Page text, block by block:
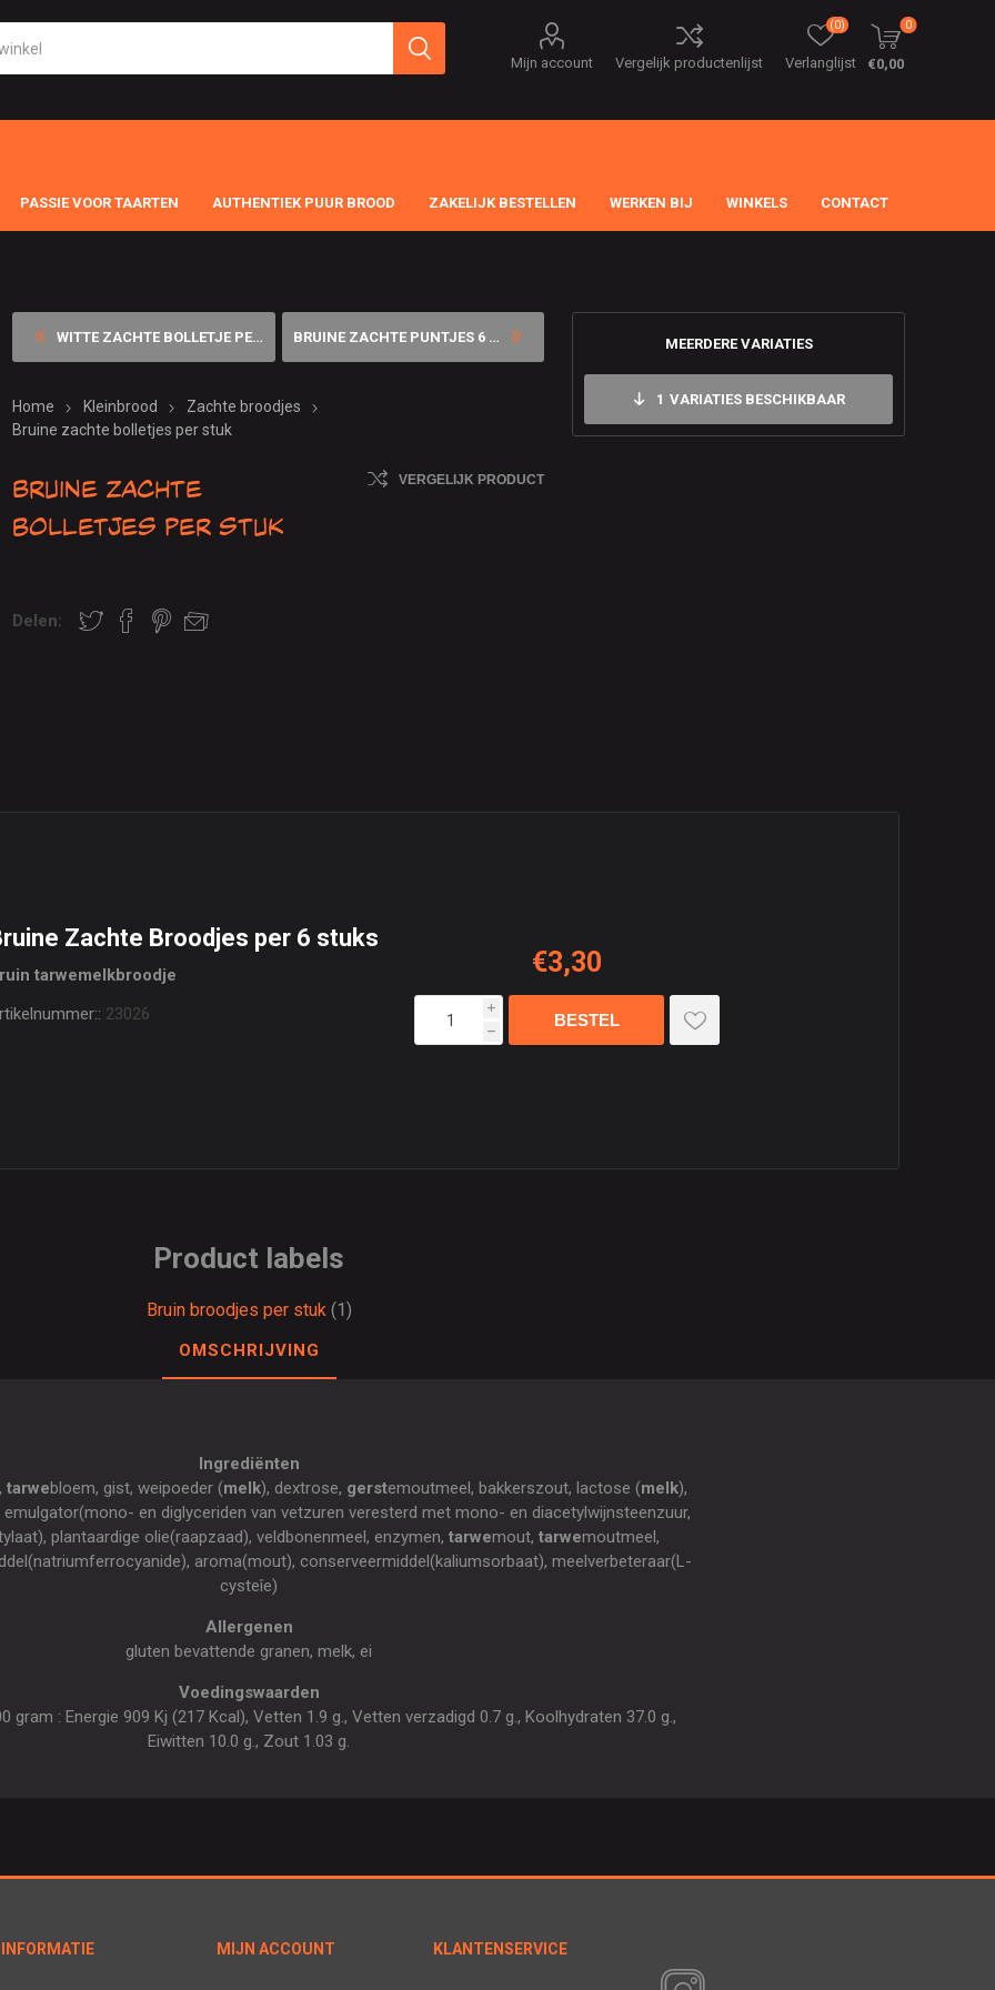
Mijn account Vergelijk productenlijst Verlanglijst
(0) 0
€0,00
PASSIE VOOR TAARTEN AUTHENTIEK PUUR BROOD ZAKELIJK BESTELLEN WERKEN BIJ WINKELS CONTACT
WITTE ZACHTE BOLLETJE PER 6... BRUINE ZACHTE PUNTJES 6 STU...
Home Kleinbrood
Zachte broodjes
Bruine zachte bolletjes per stuk
Bruine zachte
bolletjes per stuk
VERGELIJK PRODUCT
MEERDERE VARIATIES
1 VARIATIES BESCHIKBAAR
Delen:
Zachte Broodjes per 6 stuks
tarwemelkbroodje
23026
€3,30
i
h
Product labels
Bruin broodjes per stuk (1)
OMSCHRIJVING
Ingrediënten
tarwebloem, gist, weipoeder (melk), dextrose, gerstemoutmeel, bakkerszout, lactose (melk),
emulgator(mono- en diglyceriden van vetzuren veresterd met mono- en diacetylwijnsteenzuur,
plantaardige olie(raapzaad), veldbonenmeel, enzymen, tarwemout, tarwemoutmeel,
aroma(mout), conserveermiddel(kaliumsorbaat), meelverbeteraar(L-
cysteîe)
Allergenen
gluten bevattende granen, melk, ei
Voedingswaarden
gram : Energie 909 Kj (217 Kcal), Vetten 1.9 g., Vetten verzadigd 0.7 g., Koolhydraten 37.0 g.,
Eiwitten 10.0 g., Zout 1.03 g.
INFORMATIE MIJN ACCOUNT KLANTENSERVICE